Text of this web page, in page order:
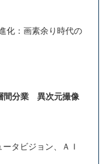
：画素余り時代の
間分業 異次元撮像
タビジョン、ＡＩ